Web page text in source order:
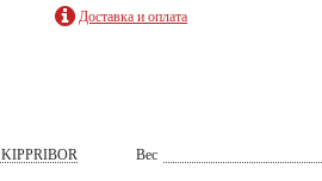
Доставка и оплата
KIPPRIBOR Вес